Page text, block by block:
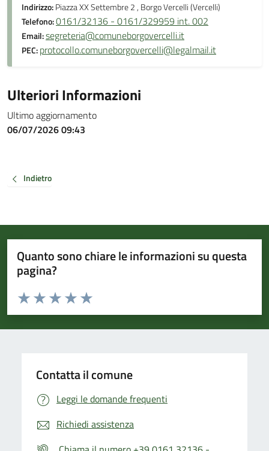
Indirizzo:Piazza XX Settembre 2 , Borgo Vercelli (Vercelli)
Telefono:0161/32136 - 0161/329959 int. 002
Email:segreteria@comuneborgovercelli.it
PEC:protocollo.comuneborgovercelli@legalmail.it
Ulteriori Informazioni
Ultimo aggiornamento
06/07/2026 09:43
Indietro
Quanto sono chiare le informazioni su questa
pagina?
Valuta da 1 a 5 stelle la pagina
Valuta 5 stelle su 5
Valuta 4 stelle su 5
Valuta 3 stelle su 5
Valuta 2 stelle su 5
Valuta 1 stelle su 5
Contatta il comune
Leggi le domande frequenti
Richiedi assistenza